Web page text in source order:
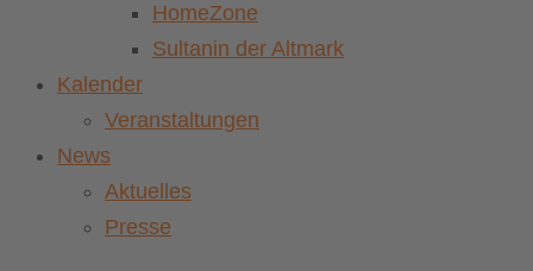
HomeZone
Sultanin der Altmark
Kalender
Veranstaltungen
News
Aktuelles
Presse